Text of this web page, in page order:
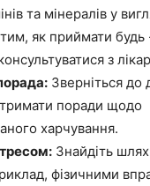
та мінералів у
як приймати будь
з
Зверніться до
поради щодо
харчування.
Знайдіть
фізичними